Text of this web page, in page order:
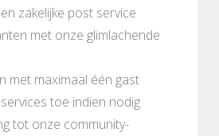
zakelijke post service
met onze glimlachende
met maximaal één gast
toe indien nodig
tot onze community-